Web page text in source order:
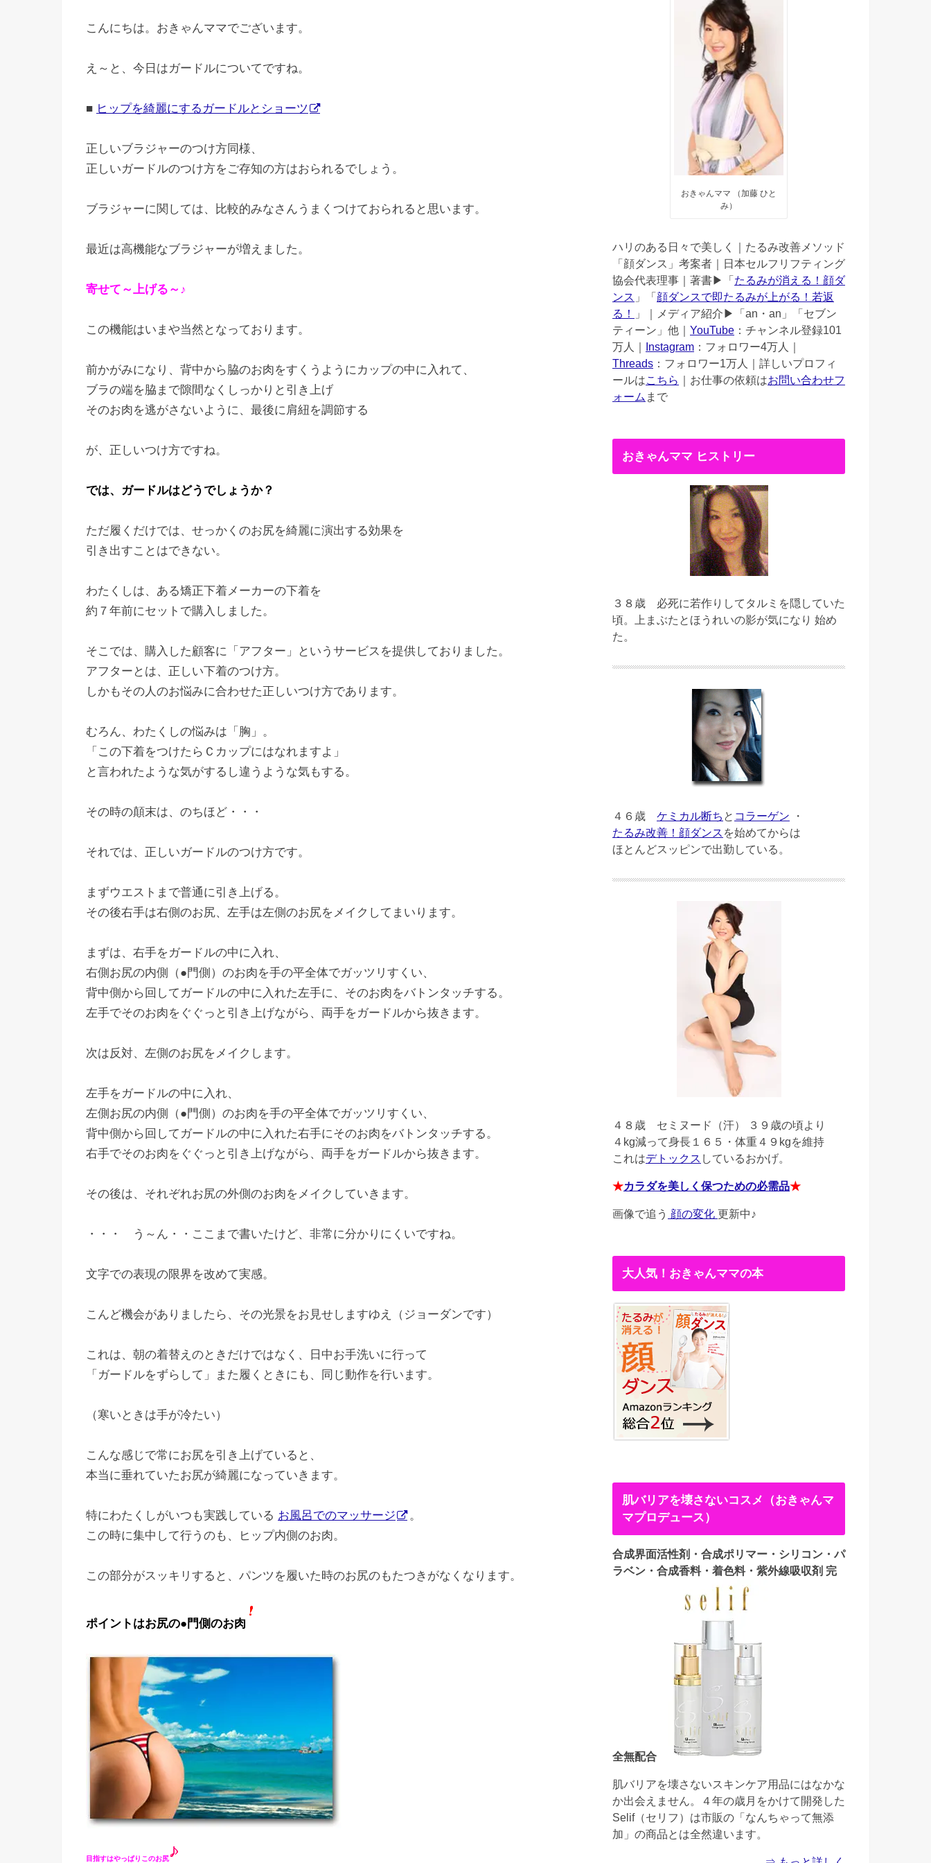
こんにちは。おきゃんママでございます。
え～と、今日はガードルについてですね。
■ ヒップを綺麗にするガードルとショーツ
正しいブラジャーのつけ方同様、
正しいガードルのつけ方をご存知の方はおられるでしょう。
ブラジャーに関しては、比較的みなさんうまくつけておられると思います。
最近は高機能なブラジャーが増えました。
寄せて～上げる～♪
この機能はいまや当然となっております。
前かがみになり、背中から脇のお肉をすくうようにカップの中に入れて、
ブラの端を脇まで隙間なくしっかりと引き上げ
そのお肉を逃がさないように、最後に肩紐を調節する
が、正しいつけ方ですね。
では、ガードルはどうでしょうか？
ただ履くだけでは、せっかくのお尻を綺麗に演出する効果を
引き出すことはできない。
わたくしは、ある矯正下着メーカーの下着を
約７年前にセットで購入しました。
そこでは、購入した顧客に「アフター」というサービスを提供しておりました。
アフターとは、正しい下着のつけ方。
しかもその人のお悩みに合わせた正しいつけ方であります。
むろん、わたくしの悩みは「胸」。
「この下着をつけたらＣカップにはなれますよ」
と言われたような気がするし違うような気もする。
その時の顛末は、のちほど・・・
それでは、正しいガードルのつけ方です。
まずウエストまで普通に引き上げる。
その後右手は右側のお尻、左手は左側のお尻をメイクしてまいります。
まずは、右手をガードルの中に入れ、
右側お尻の内側（●門側）のお肉を手の平全体でガッツリすくい、
背中側から回してガードルの中に入れた左手に、そのお肉をバトンタッチする。
左手でそのお肉をぐぐっと引き上げながら、両手をガードルから抜きます。
次は反対、左側のお尻をメイクします。
左手をガードルの中に入れ、
左側お尻の内側（●門側）のお肉を手の平全体でガッツリすくい、
背中側から回してガードルの中に入れた右手にそのお肉をバトンタッチする。
右手でそのお肉をぐぐっと引き上げながら、両手をガードルから抜きます。
その後は、それぞれお尻の外側のお肉をメイクしていきます。
・・・ う～ん・・ここまで書いたけど、非常に分かりにくいですね。
文字での表現の限界を改めて実感。
こんど機会がありましたら、その光景をお見せしますゆえ（ジョーダンです）
これは、朝の着替えのときだけではなく、日中お手洗いに行って
「ガードルをずらして」また履くときにも、同じ動作を行います。
（寒いときは手が冷たい）
こんな感じで常にお尻を引き上げていると、
本当に垂れていたお尻が綺麗になっていきます。
特にわたくしがいつも実践している お風呂でのマッサージ
。
この時に集中して行うのも、ヒップ内側のお肉。
この部分がスッキリすると、パンツを履いた時のお尻のもたつきがなくなります。
ポイントはお尻の●門側のお肉
目指すはやっぱりこのお尻
おきゃんママ （加藤 ひと
み）
ハリのある日々で美しく｜たるみ改善メソッド
「顔ダンス」考案者｜日本セルフリフティング
協会代表理事｜著書▶︎「 たるみが消える！顔ダ
ンス 」「 顔ダンスで即たるみが上がる！若返
る！
」｜メディア紹介▶︎「an・an」「セブン
ティーン」他｜ YouTube ：チャンネル登録101
万人｜
Instagram ：フォロワー4万人｜
Threads ：フォロワー1万人｜詳しいプロフィ
ールはこちら ｜お仕事の依頼はお問い合わせフ
ォーム まで
おきゃんママ ヒストリー
３８歳 必死に若作りしてタルミを隠していた
頃。上まぶたとほうれいの影が気になり 始め
た。
４６歳 ケミカル断ち と コラーゲン ・
たるみ改善！顔ダンス を始めてからは
ほとんどスッピンで出勤している。
４８歳 セミヌード（汗） ３９歳の頃より
４kg減って身長１６５・体重４９kgを維持
これはデトックス しているおかげ。
★カラダを美しく保つための必需品★
画像で追う 顔の変化 更新中♪
大人気！おきゃんママの本
肌バリアを壊さないコスメ（おきゃんマ
マプロデュース）
合成界面活性剤・合成ポリマー・シリコン・パ
ラベン・合成香料・着色料・紫外線吸収剤 完
全無配合
肌バリアを壊さないスキンケア用品にはなかな
か出会えません。４年の歳月をかけて開発した
Selif（セリフ）は市販の「なんちゃって無添
加」の商品とは全然違います。